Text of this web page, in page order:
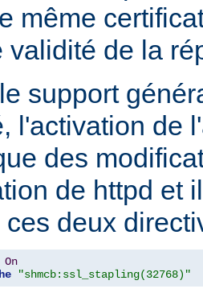
même
validité de la
support
l'activation de
des
de httpd et
ces deux
On
"shmcb:ssl_stapling(32768)"